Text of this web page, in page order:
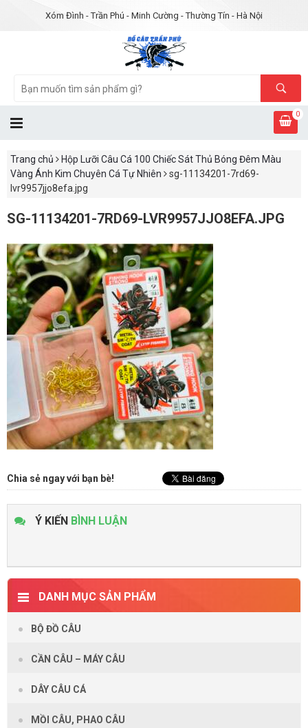
Xóm Đình - Trần Phú - Minh Cường - Thường Tín - Hà Nội
0
Trang chủ
Hộp Lưỡi Câu Cá 100 Chiếc Sát Thủ Bóng Đêm Màu
Vàng Ánh Kim Chuyên Cá Tự Nhiên
sg-11134201-7rd69-
lvr9957jjo8efa.jpg
SG-11134201-7RD69-LVR9957JJO8EFA.JPG
Chia sẻ ngay với bạn bè!
Ý KIẾN BÌNH LUẬN
DANH MỤC SẢN PHẨM
BỘ ĐỒ CÂU
CẦN CÂU – MÁY CÂU
DÂY CÂU CÁ
MỒI CÂU, PHAO CÂU